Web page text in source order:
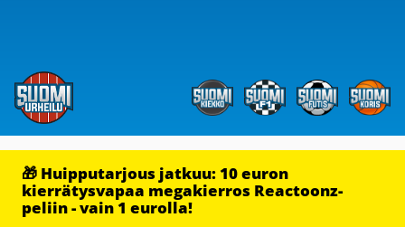
🎁 Huipputarjous jatkuu: 10 euron
kierrätysvapaa megakierros Reactoonz-
peliin - vain 1 eurolla!